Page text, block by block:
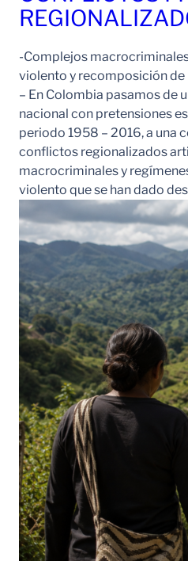
-Complejos
violento y recomposición de
– En Colombia pasamos de
nacional con pretensiones
periodo 1958 – 2016, a una
conflictos regionalizados
macrocriminales y
violento que se han dado